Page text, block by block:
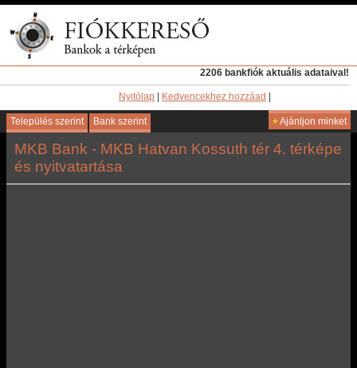
2206 bankfiók aktuális adataival!
Nyitólap Kedvencekhez hozzáad
Település szerint Bank szerint +Ajánljon minket
MKB Bank - MKB Hatvan Kossuth tér 4. térképe
és nyitvatartása